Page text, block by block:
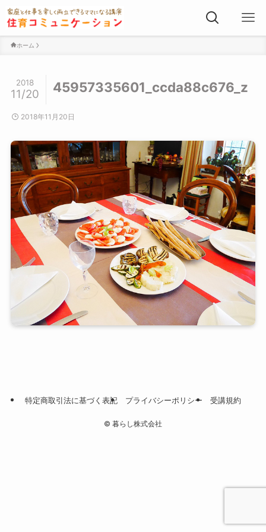
ホーム
45957335601_ccda88c676_z
2018
11/20
2018年11月20日
特定商取引法に基づく表記 プライバシーポリシー 受講規約
© 暮らし株式会社